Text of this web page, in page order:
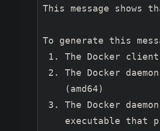
This message
To generate this
1. The Docker client
2. The Docker
    (amd64)
3. The Docker
executable that